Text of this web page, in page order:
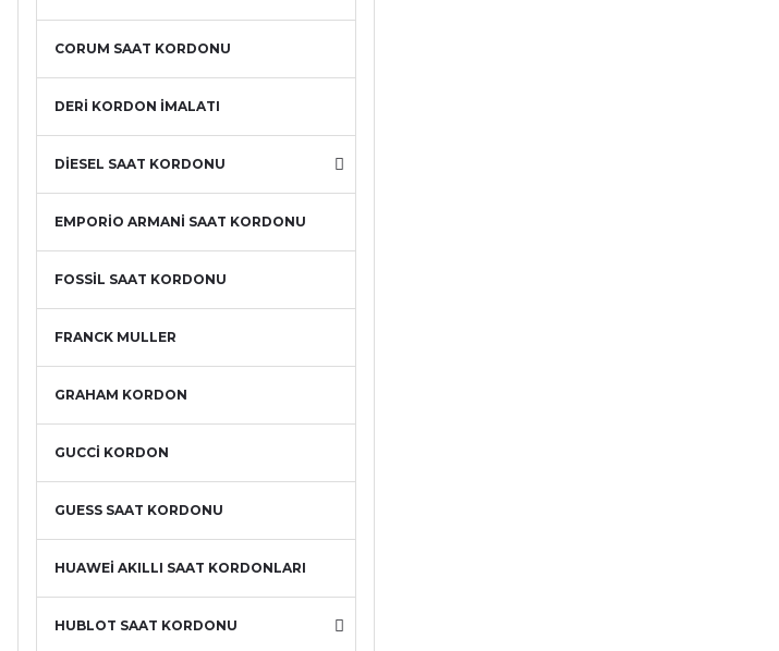
CORUM SAAT KORDONU
DERİ KORDON İMALATI
DİESEL SAAT KORDONU
EMPORİO ARMANİ SAAT KORDONU
FOSSİL SAAT KORDONU
FRANCK MULLER
GRAHAM KORDON
GUCCİ KORDON
GUESS SAAT KORDONU
HUAWEİ AKILLI SAAT KORDONLARI
HUBLOT SAAT KORDONU